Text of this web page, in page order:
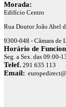
Morada:
Edifício Centro
Rua Doutor João Abel
9300-048 - Câmara de
Horário de
Seg. a Sex. das 09:00-
Telef. 291 635 113
Email: